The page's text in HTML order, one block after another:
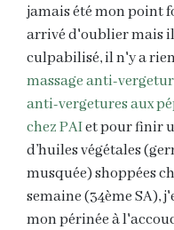
jamais été mon point
arrivé d'oublier mais
culpabilisé, il n'y a
massage anti-
anti-vergetures aux
chez PAIet pour finir
d’huiles végétales
musquée) shoppées
semaine (34ème SA),
mon périnée à